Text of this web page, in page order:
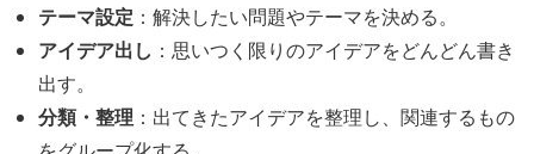
テーマ設定 ：解決したい問題やテーマを決める。
アイデア出し ：思いつく限りのアイデアをどんどん書き
出す。
分類・整理 ：出てきたアイデアを整理し、関連するもの